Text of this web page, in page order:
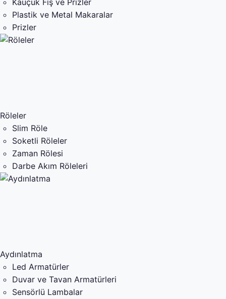
Kauçuk Fiş ve Prizler
Plastik ve Metal Makaralar
Prizler
Röleler
Slim Röle
Soketli Röleler
Zaman Rölesi
Darbe Akım Röleleri
Aydınlatma
Led Armatürler
Duvar ve Tavan Armatürleri
Sensörlü Lambalar